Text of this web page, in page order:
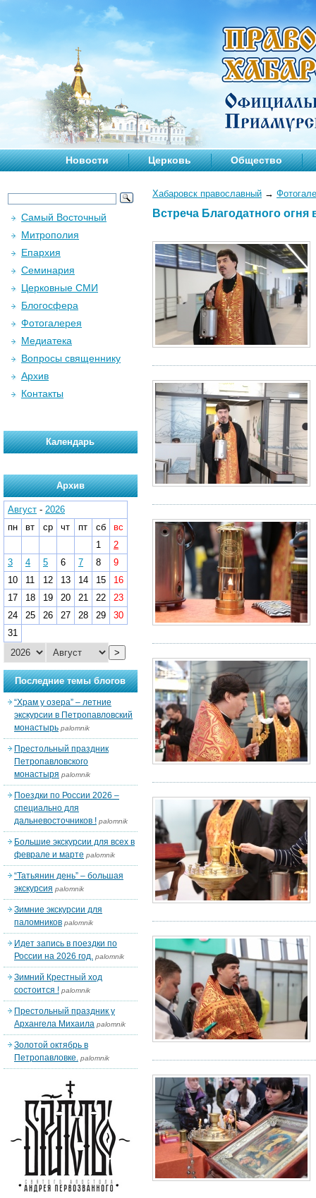
Новости Церковь Общество
Хабаровск православный →
Встреча Благодатного огня
Самый Восточный
Митрополия
Епархия
Семинария
Церковные СМИ
Блогосфера
Фотогалерея
Медиатека
Вопросы священнику
Архив
Контакты
Календарь
Архив
Август - 2026
пн
вт ср чт пт сб
вс
1
2
3
4 5 6 7 8
9
10
11 12 13 14 15
16
17
18 19 20 21 22
23
24
25 26 27 28 29
30
31
>
Последние темы блогов
“Храм у озера” – летние
экскурсии в Петропавловский
монастырь palomnik
Престольный праздник
Петропавловского
монастыря palomnik
Поездки по России 2026 –
специально для
дальневосточников ! palomnik
Большие экскурсии для всех в
феврале и марте palomnik
“Татьянин день” – большая
экскурсия palomnik
Зимние экскурсии для
паломников palomnik
Идет запись в поездки по
России на 2026 год. palomnik
Зимний Крестный ход
состоится ! palomnik
Престольный праздник у
Архангела Михаила palomnik
Золотой октябрь в
Петропавловке. palomnik